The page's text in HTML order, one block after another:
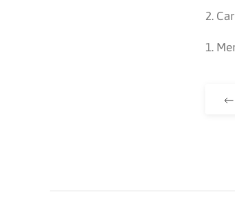
2.
1.